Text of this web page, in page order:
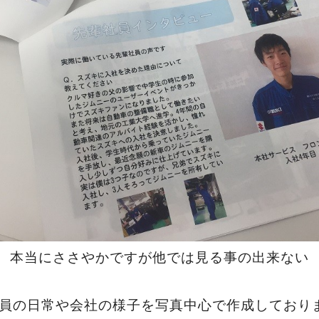
本当にささやかですが他では見る事の出来ない
の日常や会社の様子を写真中心で作成しており